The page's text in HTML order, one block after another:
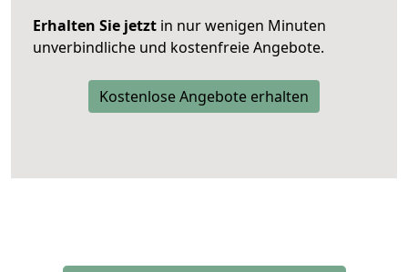
Erhalten Sie jetzt in nur wenigen Minuten
unverbindliche und kostenfreie Angebote.
Kostenlose Angebote erhalten